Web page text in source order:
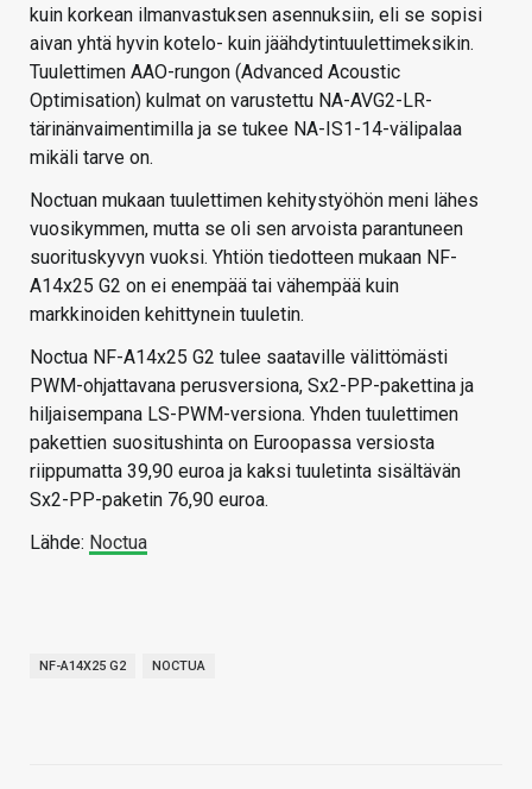
kuin korkean ilmanvastuksen asennuksiin, eli se sopisi
aivan yhtä hyvin kotelo- kuin jäähdytintuulettimeksikin.
Tuulettimen AAO-rungon (Advanced Acoustic
Optimisation) kulmat on varustettu NA-AVG2-LR-
tärinänvaimentimilla ja se tukee NA-IS1-14-välipalaa
mikäli tarve on.
Noctuan mukaan tuulettimen kehitystyöhön meni lähes
vuosikymmen, mutta se oli sen arvoista parantuneen
suorituskyvyn vuoksi. Yhtiön tiedotteen mukaan NF-
A14x25 G2 on ei enempää tai vähempää kuin
markkinoiden kehittynein tuuletin.
Noctua NF-A14x25 G2 tulee saataville välittömästi
PWM-ohjattavana perusversiona, Sx2-PP-pakettina ja
hiljaisempana LS-PWM-versiona. Yhden tuulettimen
pakettien suositushinta on Euroopassa versiosta
riippumatta 39,90 euroa ja kaksi tuuletinta sisältävän
Sx2-PP-paketin 76,90 euroa.
Lähde: Noctua
NF-A14X25 G2 NOCTUA